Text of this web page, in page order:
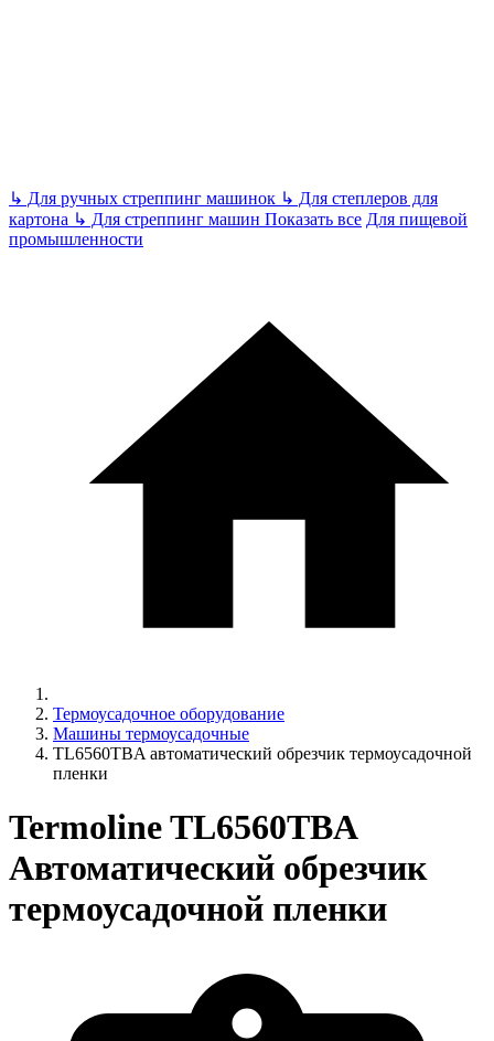
↳ Для ручных стреппинг машинок ↳ Для степлеров для
картона ↳ Для стреппинг машин Показать все Для пищевой
промышленности
Термоусадочное оборудование
Машины термоусадочные
TL6560TBA автоматический обрезчик термоусадочной
пленки
Termoline TL6560TBA
Автоматический обрезчик
термоусадочной пленки